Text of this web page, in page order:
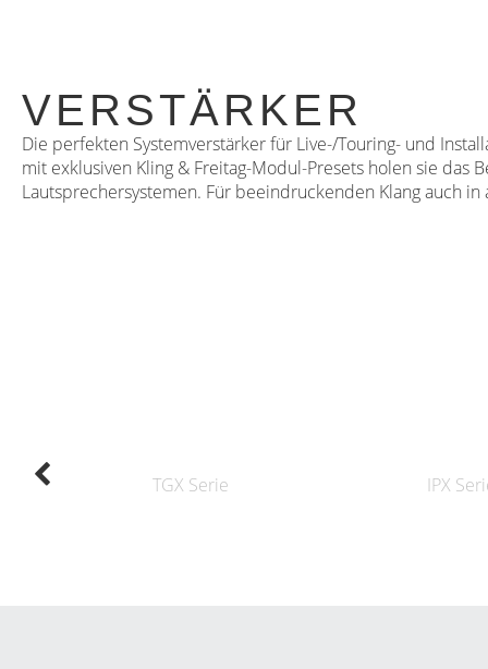
VERSTÄRKER
Die perfekten Systemverstärker für Live-/Touring- und
mit exklusiven Kling & Freitag-Modul-Presets holen sie das
Lautsprechersystemen. Für beeindruckenden Klang auch
TGX Serie IPX